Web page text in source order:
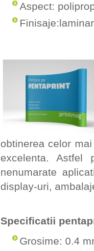
Aspect:
obtinerea celor
excelenta.
nenumarate
display-uri,
Specificatii
Grosime: 0.4